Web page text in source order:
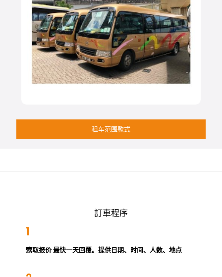
租车范围款式
訂車程序
1
索取报价 最快一天回覆。提供日期、时间、人数、地点